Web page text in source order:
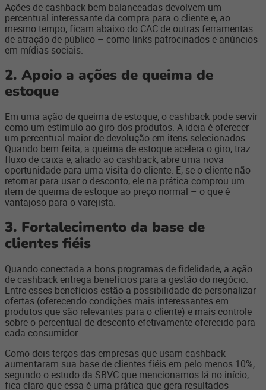
Ações de cashback bem balanceadas devolvem um
percentual interessante da compra para o cliente e, ao
mesmo tempo, ficam abaixo do CAC de outras ferramentas
de atração de público – como links patrocinados e anúncios
em mídias sociais.
2. Apoio a ações de queima de
estoque
Em uma ação de queima de estoque, o cashback pode servir
como um estímulo ao giro dos produtos. A ideia é oferecer
um percentual maior de devolução em itens selecionados.
Quando bem feita, a queima de estoque acelera o giro, traz
fluxo de caixa e, aliado ao cashback, abre uma nova
oportunidade para uma visita do cliente. E, se o cliente não
retornar para usar o desconto, ele na prática comprou um
item de queima de estoque ao preço normal – o que é
vantajoso para o varejista.
3. Fortalecimento da base de
clientes fiéis
Quando conectada a bons programas de fidelidade, a ação
de cashback entrega benefícios para a gestão do negócio.
Entre esses benefícios estão a possibilidade de personalizar
ofertas (oferecendo condições mais interessantes em
produtos que são relevantes para o cliente) e mais controle
sobre o percentual de desconto efetivamente oferecido para
cada consumidor.
Como dois terços das empresas que usam cashback
aumentaram sua base de clientes fiéis em pelo menos 10%,
segundo o estudo da SBVC que mencionamos lá no início,
fica claro que essa é uma prática que gera resultados